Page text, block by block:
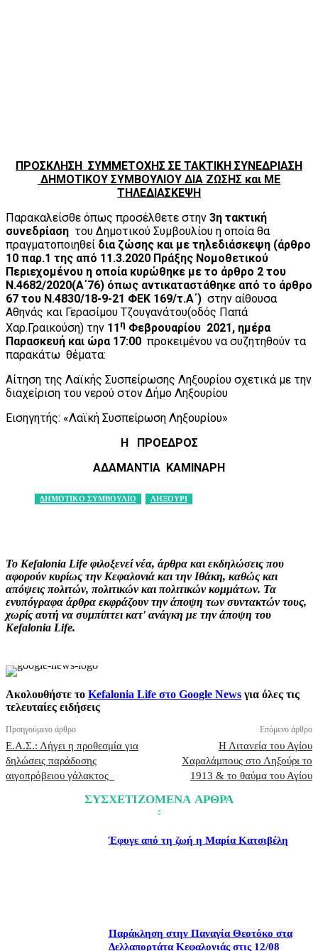
ΠΡΟΣΚΛΗΣΗ ΣΥΜΜΕΤΟΧΗΣ ΣΕ ΤΑΚΤΙΚΗ ΣΥΝΕΔΡΙΑΣΗ
ΔΗΜΟΤΙΚΟΥ ΣΥΜΒΟΥΛΙΟΥ ΔΙΑ ΖΩΣΗΣ και ΜΕ
ΤΗΛΕΔΙΑΣΚΕΨΗ
Παρακαλείσθε όπως προσέλθετε στην 3η τακτική
συνεδρίαση του Δημοτικού Συμβουλίου η οποία θα
πραγματοποιηθεί δια ζώσης και με τηλεδιάσκεψη (άρθρο
10 παρ.1 της από 11.3.2020 Πράξης Νομοθετικού
Περιεχομένου η οποία κυρώθηκε με το άρθρο 2 του
Ν.4682/2020(Α΄76) όπως αντικαταστάθηκε από το άρθρο
67 του Ν.4830/18-9-21 ΦΕΚ 169/τ.Α΄) στην αίθουσα
Αθηνάς και Γερασίμου Τζουγανάτου(οδός Παπά
Χαρ.Γραικούση) την 11 η Φεβρουαρίου 2021, ημέρα
Παρασκευή και ώρα 17:00 προκειμένου να συζητηθούν τα
παρακάτω θέματα:
Αίτηση της Λαϊκής Συσπείρωσης Ληξουρίου σχετικά με την
διαχείριση του νερού στον Δήμο Ληξουρίου
Εισηγητής: «Λαϊκή Συσπείρωση Ληξουρίου»
Η ΠΡΟΕΔΡΟΣ
ΑΔΑΜΑΝΤΙΑ ΚΑΜΙΝΑΡΗ
ΔΗΜΟΤΙΚΟ ΣΥΜΒΟΥΛΙΟ ΛΗΞΟΥΡΙ
Το Kefalonia Life φιλοξενεί νέα, άρθρα και εκδηλώσεις που
αφορούν κυρίως την Κεφαλονιά και την Ιθάκη, καθώς και
απόψεις πολιτών, πολιτικών και πολιτικών κομμάτων. Τα
ενυπόγραφα άρθρα εκφράζουν την άποψη των συντακτών τους,
χωρίς αυτή να συμπίπτει κατ' ανάγκη με την άποψη του
Kefalonia Life.
Ακολουθήστε το Kefalonia Life στο Google News για όλες τις
τελευταίες ειδήσεις
Προηγούμενο άρθρο
Ε.Α.Σ.: Λήγει η προθεσμία για
δηλώσεις παράδοσης
αιγοπρόβειου γάλακτος
Επόμενο άρθρο
Η Λιτανεία του Αγίου
Χαραλάμπους στο Ληξούρι το
1913 & το θαύμα του Αγίου
ΣΥΣΧΕΤΙΖΟΜΕΝΑ ΑΡΘΡΑ
Έφυγε από τη ζωή η Μαρία Κατσιβέλη
Παράκληση στην Παναγία Θεοτόκο στα
Δελλαπορτάτα Κεφαλονιάς στις 12/08